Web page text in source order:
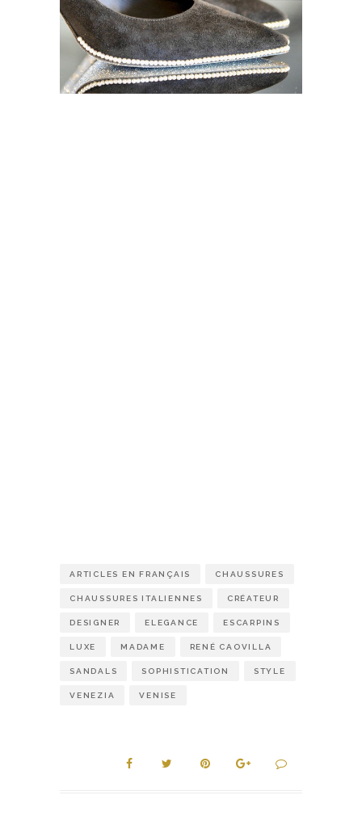
ARTICLES EN FRANÇAIS CHAUSSURES
CHAUSSURES ITALIENNES CRÉATEUR
DESIGNER ELEGANCE ESCARPINS
LUXE MADAME RENÉ CAOVILLA
SANDALS SOPHISTICATION STYLE
VENEZIA VENISE